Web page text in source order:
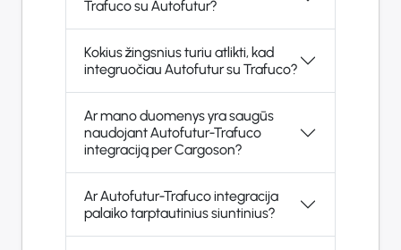
Trafuco su Autofutur?
Kokius žingsnius turiu atlikti, kad
integruočiau Autofutur su Trafuco?
Ar mano duomenys yra saugūs
naudojant Autofutur-Trafuco
integraciją per Cargoson?
Ar Autofutur-Trafuco integracija
palaiko tarptautinius siuntinius?